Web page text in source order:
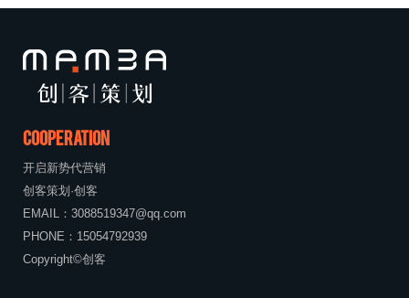
Cooperation
开启新势代营销
创客策划·创客
EMAIL： 3088519347@qq.com
PHONE： 15054792939
Copyright©创客